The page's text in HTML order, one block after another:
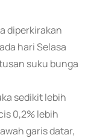
diperkirakan
hari Selasa
suku bunga
sedikit lebih
0,2% lebih
garis datar,